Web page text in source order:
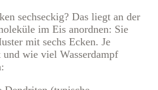
sechseckig? Das liegt an der
im Eis anordnen: Sie
mit sechs Ecken. Je
wie viel Wasserdampf